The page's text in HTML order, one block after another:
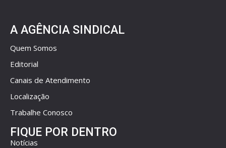
A AGÊNCIA SINDICAL
Quem Somos
Editorial
Canais de Atendimento
Localização
Trabalhe Conosco
FIQUE POR DENTRO
Notícias